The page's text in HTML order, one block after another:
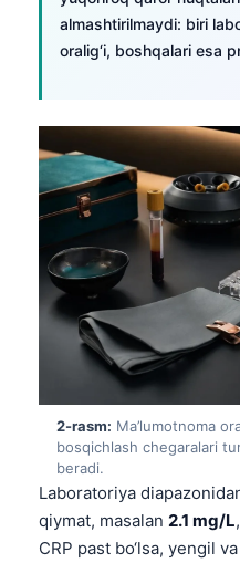
almashtirilmaydi: biri
oralig‘i, boshqalari esa
2-rasm: Ma’lumotnoma
bosqichlash chegaralari
beradi.
Laboratoriya
qiymat, masalan 2.1 mg/L
CRP past bo‘lsa, yengil